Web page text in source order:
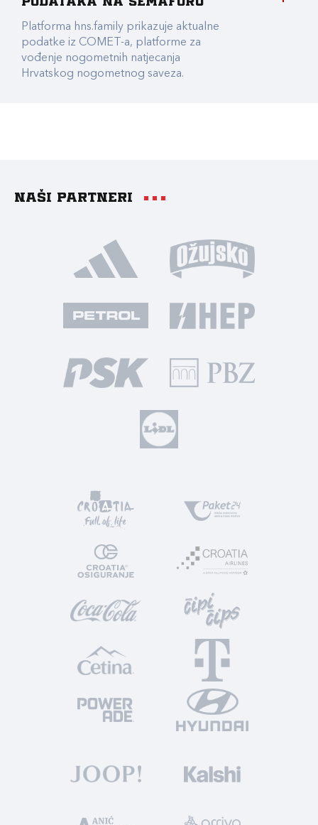
Platforma hns.family prikazuje aktualne
podatke iz COMET-a, platforme za
vođenje nogometnih natjecanja
Hrvatskog nogometnog saveza.
Naši partneri